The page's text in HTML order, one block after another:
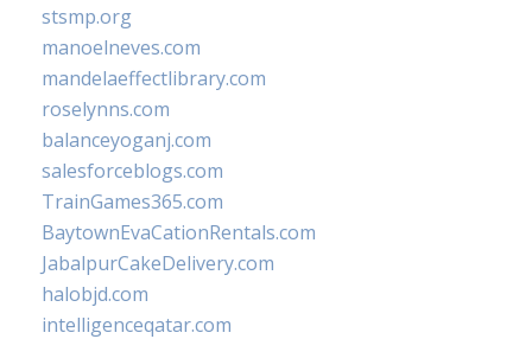
stsmp.org
manoelneves.com
mandelaeffectlibrary.com
roselynns.com
balanceyoganj.com
salesforceblogs.com
TrainGames365.com
BaytownEvaCationRentals.com
JabalpurCakeDelivery.com
halobjd.com
intelligenceqatar.com